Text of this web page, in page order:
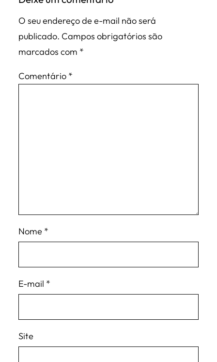
O seu endereço de e-mail não será
publicado. Campos obrigatórios são
marcados com *
Comentário *
Nome *
E-mail *
Site